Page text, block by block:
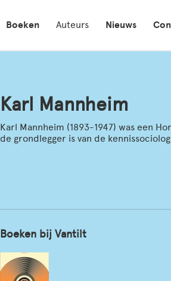
Boeken Auteurs Nieuws
Karl Mannheim
Karl Mannheim (1893-1947) was een
de grondlegger is van de
Boeken bij Vantilt